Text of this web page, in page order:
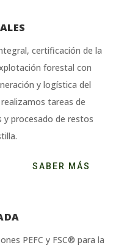
certificación de la
forestal con
y logística del
tareas de
y procesado de restos
SABER MÁS
PEFC y FSC® para la